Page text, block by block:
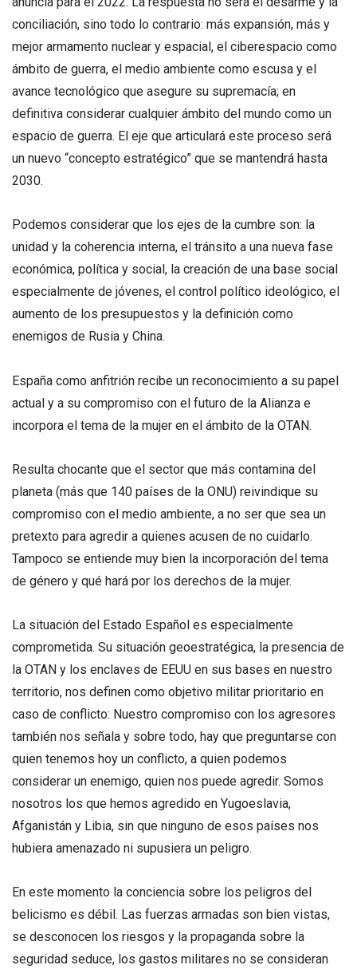
conciliación, sino todo lo contrario: más expansión, más y
mejor armamento nuclear y espacial, el ciberespacio como
ámbito de guerra, el medio ambiente como escusa y el
avance tecnológico que asegure su supremacía; en
definitiva considerar cualquier ámbito del mundo como un
espacio de guerra. El eje que articulará este proceso será
un nuevo “concepto estratégico” que se mantendrá hasta
2030.
Podemos considerar que los ejes de la cumbre son: la
unidad y la coherencia interna, el tránsito a una nueva fase
económica, política y social, la creación de una base social
especialmente de jóvenes, el control político ideológico, el
aumento de los presupuestos y la definición como
enemigos de Rusia y China.
España como anfitrión recibe un reconocimiento a su papel
actual y a su compromiso con el futuro de la Alianza e
incorpora el tema de la mujer en el ámbito de la OTAN.
Resulta chocante que el sector que más contamina del
planeta (más que 140 países de la ONU) reivindique su
compromiso con el medio ambiente, a no ser que sea un
pretexto para agredir a quienes acusen de no cuidarlo.
Tampoco se entiende muy bien la incorporación del tema
de género y qué hará por los derechos de la mujer.
La situación del Estado Español es especialmente
comprometida. Su situación geoestratégica, la presencia de
la OTAN y los enclaves de EEUU en sus bases en nuestro
territorio, nos definen como objetivo militar prioritario en
caso de conflicto: Nuestro compromiso con los agresores
también nos señala y sobre todo, hay que preguntarse con
quien tenemos hoy un conflicto, a quien podemos
considerar un enemigo, quien nos puede agredir. Somos
nosotros los que hemos agredido en Yugoeslavia,
Afganistán y Libia, sin que ninguno de esos países nos
hubiera amenazado ni supusiera un peligro.
En este momento la conciencia sobre los peligros del
belicismo es débil. Las fuerzas armadas son bien vistas,
se desconocen los riesgos y la propaganda sobre la
seguridad seduce, los gastos militares no se consideran